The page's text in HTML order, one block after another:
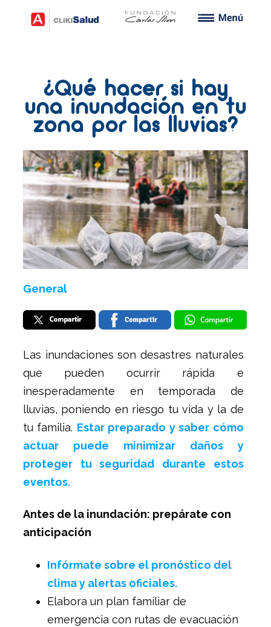
¿Qué hacer si hay
una inundación en tu
zona por las lluvias?
General
Las inundaciones son desastres naturales
que pueden ocurrir rápida e
inesperadamente en temporada de
lluvias, poniendo en riesgo tu vida y la de
tu familia. Estar preparado y saber cómo
actuar puede minimizar daños y
proteger tu seguridad durante estos
eventos.
Antes de la inundación: prepárate con
anticipación
Infórmate sobre el pronóstico del
clima y alertas oficiales.
Elabora un plan familiar de
emergencia con rutas de evacuación